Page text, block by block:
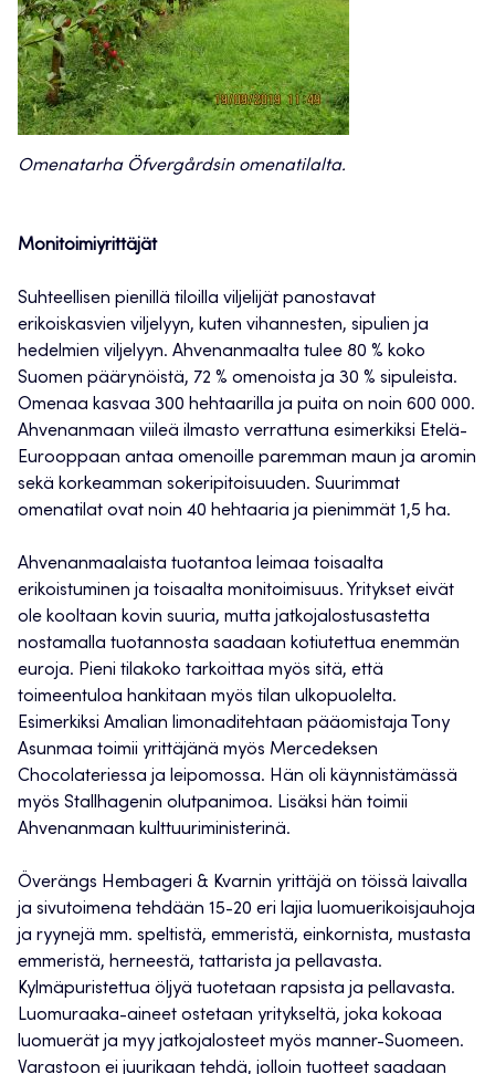
Omenatarha Öfvergårdsin omenatilalta.
Monitoimiyrittäjät
Suhteellisen pienillä tiloilla viljelijät panostavat
erikoiskasvien viljelyyn, kuten vihannesten, sipulien ja
hedelmien viljelyyn. Ahvenanmaalta tulee 80 % koko
Suomen päärynöistä, 72 % omenoista ja 30 % sipuleista.
Omenaa kasvaa 300 hehtaarilla ja puita on noin 600 000.
Ahvenanmaan viileä ilmasto verrattuna esimerkiksi Etelä-
Eurooppaan antaa omenoille paremman maun ja aromin
sekä korkeamman sokeripitoisuuden. Suurimmat
omenatilat ovat noin 40 hehtaaria ja pienimmät 1,5 ha.
Ahvenanmaalaista tuotantoa leimaa toisaalta
erikoistuminen ja toisaalta monitoimisuus. Yritykset eivät
ole kooltaan kovin suuria, mutta jatkojalostusastetta
nostamalla tuotannosta saadaan kotiutettua enemmän
euroja. Pieni tilakoko tarkoittaa myös sitä, että
toimeentuloa hankitaan myös tilan ulkopuolelta.
Esimerkiksi Amalian limonaditehtaan pääomistaja Tony
Asunmaa toimii yrittäjänä myös Mercedeksen
Chocolateriessa ja leipomossa. Hän oli käynnistämässä
myös Stallhagenin olutpanimoa. Lisäksi hän toimii
Ahvenanmaan kulttuuriministerinä.
Överängs Hembageri & Kvarnin yrittäjä on töissä laivalla
ja sivutoimena tehdään 15-20 eri lajia luomuerikoisjauhoja
ja ryynejä mm. speltistä, emmeristä, einkornista, mustasta
emmeristä, herneestä, tattarista ja pellavasta.
Kylmäpuristettua öljyä tuotetaan rapsista ja pellavasta.
Luomuraaka-aineet ostetaan yritykseltä, joka kokoaa
luomuerät ja myy jatkojalosteet myös manner-Suomeen.
Varastoon ei juurikaan tehdä, jolloin tuotteet saadaan